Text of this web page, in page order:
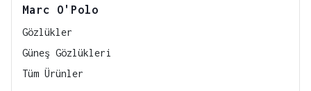
Marc O'Polo
Gözlükler
Güneş Gözlükleri
Tüm Ürünler